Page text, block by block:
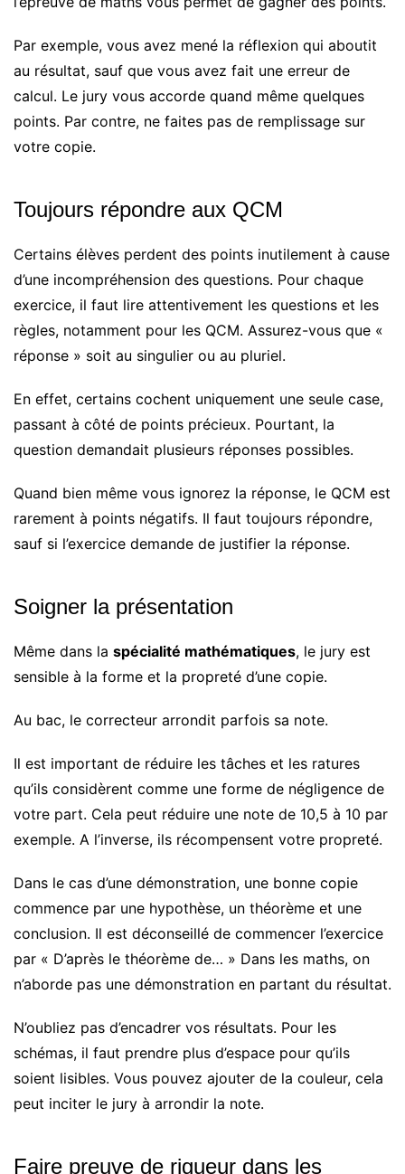
Par exemple, vous avez mené la réflexion qui aboutit
au résultat, sauf que vous avez fait une erreur de
calcul. Le jury vous accorde quand même quelques
points. Par contre, ne faites pas de remplissage sur
votre copie.
Toujours répondre aux QCM
Certains élèves perdent des points inutilement à cause
d’une incompréhension des questions. Pour chaque
exercice, il faut lire attentivement les questions et les
règles, notamment pour les QCM. Assurez-vous que «
réponse » soit au singulier ou au pluriel.
En effet, certains cochent uniquement une seule case,
passant à côté de points précieux. Pourtant, la
question demandait plusieurs réponses possibles.
Quand bien même vous ignorez la réponse, le QCM est
rarement à points négatifs. Il faut toujours répondre,
sauf si l’exercice demande de justifier la réponse.
Soigner la présentation
Même dans la spécialité mathématiques, le jury est
sensible à la forme et la propreté d’une copie.
Au bac, le correcteur arrondit parfois sa note.
Il est important de réduire les tâches et les ratures
qu’ils considèrent comme une forme de négligence de
votre part. Cela peut réduire une note de 10,5 à 10 par
exemple. A l’inverse, ils récompensent votre propreté.
Dans le cas d’une démonstration, une bonne copie
commence par une hypothèse, un théorème et une
conclusion. Il est déconseillé de commencer l’exercice
par « D’après le théorème de… » Dans les maths, on
n’aborde pas une démonstration en partant du résultat.
N’oubliez pas d’encadrer vos résultats. Pour les
schémas, il faut prendre plus d’espace pour qu’ils
soient lisibles. Vous pouvez ajouter de la couleur, cela
peut inciter le jury à arrondir la note.
Faire preuve de rigueur dans les